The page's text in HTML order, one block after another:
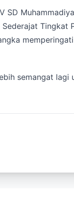
SD
Tingkat
semangat lagi